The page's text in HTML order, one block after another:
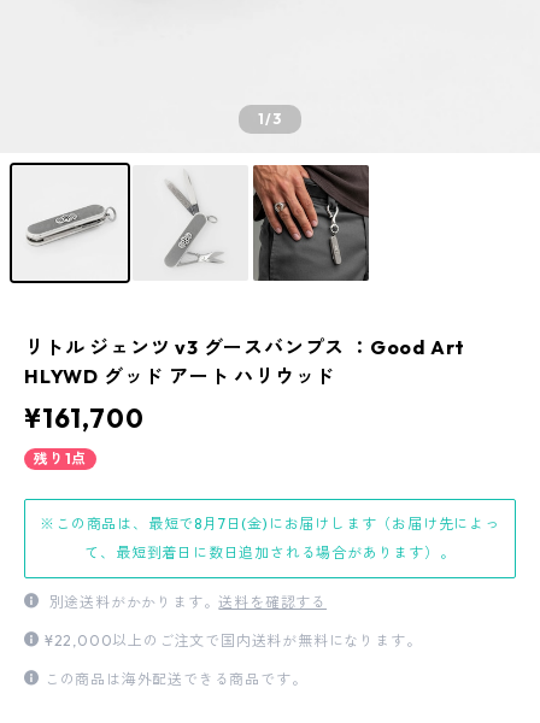
1/3
リトル ジェンツ v3 グースバンプス ：Good Art
HLYWD グッド アート ハリウッド
¥161,700
残り1点
※この商品は、最短で8月7日(金)にお届けします（お届け先によっ
て、最短到着日に数日追加される場合があります）。
別途送料がかかります。送料を確認する
¥22,000以上のご注文で国内送料が無料になります。
この商品は海外配送できる商品です。